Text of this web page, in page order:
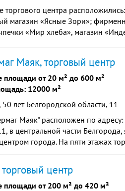
торгового центра
магазин «Ясные Зори»;
«Мир хлеба», магазин
одежды по доступным ценам
агентство «Coral
рукоделия, спортивного питания.
Маяк, торговый центр
площади от 20 м² до 600 м²
12000 м²
50 лет Белгородской области, 11
Маяк" расположен по адресу:
в центральной части
города. На пяти этажах
центр
площади от 200 м² до 420 м²